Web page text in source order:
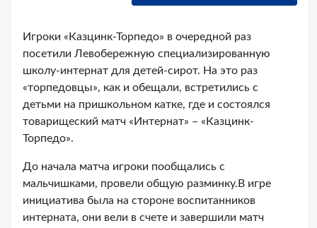
Игроки «Казцинк-Торпедо» в очередной раз
посетили Левобережную специализированную
школу-интернат для детей-сирот. На это раз
«торпедовцы», как и обещали, встретились с
детьми на пришкольном катке, где и состоялся
товарищеский матч «Интернат» – «Казцинк-
Торпедо».
До начала матча игроки пообщались с
мальчишками, провели общую разминку.В игре
инициатива была на стороне воспитанников
интерната, они вели в счете и завершили матч